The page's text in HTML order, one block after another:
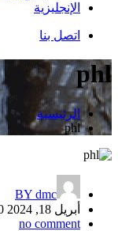
الإنجليزية
اتصل بنا
phl
الرئيسية
phl
BY dmc
أبريل 18, 2024 4:40 م
no comment